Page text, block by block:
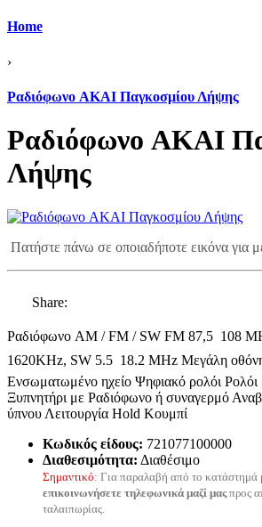
Home
›
Ραδιόφωνο AKAI Παγκοσμίου Λήψης
Ραδιόφωνο AKAI
Λήψης
Πατήστε πάνω σε οποιαδήποτε εικόνα για
Share:
Ραδιόφωνο AM / FM / SW FM 87,5  108
1620KHz, SW 5.5  18.2 MHz Μεγάλη
Ενσωματωμένο ηχείο Ψηφιακό ρολόι
Ξυπνητήρι με Ραδιόφωνο ή συναγερμό
ύπνου Λειτουργία Hold Κουμπί
Κωδικός είδους: 721077100000
Διαθεσιμότητα: Διαθέσιμο
Σημαντικό: Για παραλαβή από το κατάστημά
επικοινωνήσετε τηλεφωνικά μαζί μαςπρος
ταλαιπωρίας.